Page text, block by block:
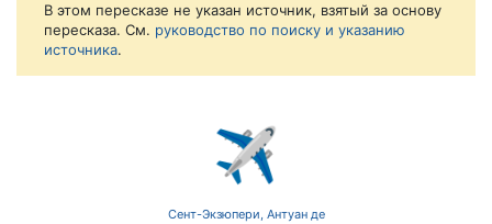
В этом пересказе не указан источник, взятый за основу
пересказа. См. руководство по поиску и указанию
источника.
✈️
Сент-Экзюпери, Антуан де